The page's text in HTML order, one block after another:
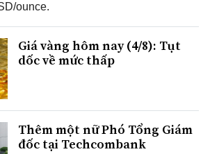
ounce.
Giá vàng hôm nay (4/8): Tụt
dốc về mức thấp
Thêm một nữ Phó Tổng Giám
đốc tại Techcombank